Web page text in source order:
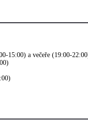
15:00) a večeře (19:00-